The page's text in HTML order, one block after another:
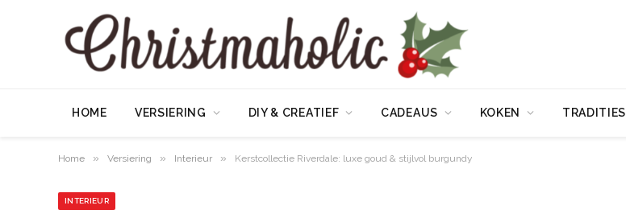
HOME VERSIERING DIY & CREATIEF CADEAUS KOKEN TRADITIES
Home » Versiering » Interieur » Kerstcollectie Riverdale: luxe goud & stijlvol burgundy
INTERIEUR